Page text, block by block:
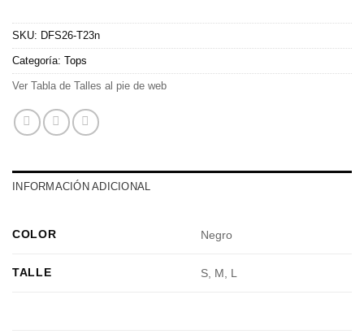
SKU: DFS26-T23n
Categoría: Tops
Ver Tabla de Talles al pie de web
INFORMACIÓN ADICIONAL
COLOR Negro
TALLE S, M, L